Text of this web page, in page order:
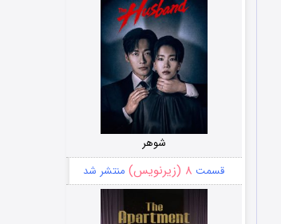
شوهر
قسمت ۸ (زیرنویس) منتشر شد